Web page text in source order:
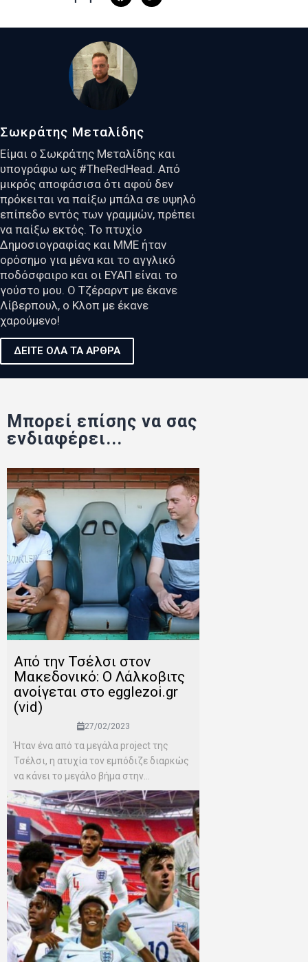
Σωκράτης Μεταλίδης
Είμαι ο Σωκράτης Μεταλίδης και
υπογράφω ως #TheRedHead. Από
μικρός αποφάσισα ότι αφού δεν
πρόκειται να παίξω μπάλα σε υψηλό
επίπεδο εντός των γραμμών, πρέπει
να παίξω εκτός. Το πτυχίο
Δημοσιογραφίας και ΜΜΕ ήταν
ορόσημο για μένα και το αγγλικό
ποδόσφαιρο και οι ΕΥΑΠ είναι το
γούστο μου. Ο Τζέραρντ με έκανε
Λίβερπουλ, ο Κλοπ με έκανε
χαρούμενο!
ΔΕΙΤΕ ΟΛΑ ΤΑ ΑΡΘΡΑ
Μπορεί επίσης να σας
ενδιαφέρει...
Από την Τσέλσι στον
Μακεδονικό: Ο Λάλκοβιτς
ανοίγεται στο egglezoi.gr
(vid)
27/02/2023
Ήταν ένα από τα μεγάλα project της
Τσέλσι, η ατυχία τον εμπόδιζε διαρκώς
να κάνει το μεγάλο βήμα στην...